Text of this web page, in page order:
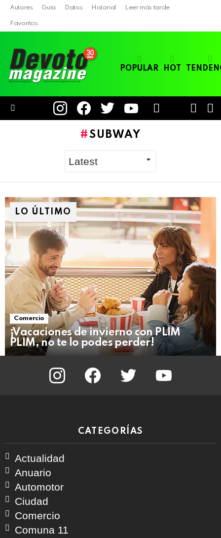
Autores Guía Datos Historial Leer más tarde
Favoritos
POPULAR HOT
instagramfacebooktwitter youtube
SKIN
SUBWAY
LO ÚLTIMO
Comercio
¡Vacaciones de invierno con PLIM
PLIM, no te lo podes perder!
instagram facebook twitter youtube
CATEGORÍAS
Actualidad
Anuario
Automotor
Ciudad
Comercio
Comuna 11